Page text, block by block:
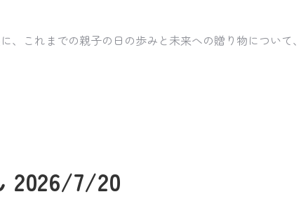
、これまでの親子の日の歩みと未来への贈り物について
2026/7/20